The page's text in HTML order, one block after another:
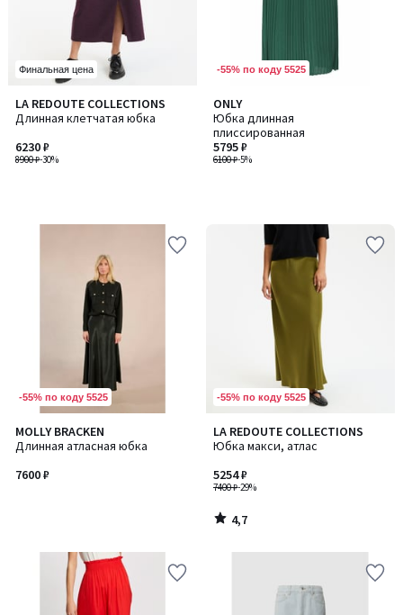
Финальная цена
LA REDOUTE COLLECTIONS
Длинная клетчатая юбка
8900 ₽-30%
6230 ₽
-55% по коду 5525
ONLY
Юбка длинная
плиссированная
6100 ₽-5%
5795 ₽
-55% по коду 5525
MOLLY BRACKEN
Длинная атласная юбка
7600 ₽
-55% по коду 5525
LA REDOUTE COLLECTIONS
Юбка макси, атлас
7400 ₽-29%
5254 ₽
4,7
/ 5
4,7
/